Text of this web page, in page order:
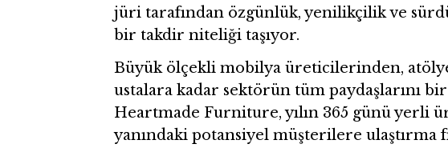
jüri tarafından özgünlük, yenilikçilik ve
bir takdir niteliği taşıyor.
Büyük ölçekli mobilya üreticilerinden,
ustalara kadar sektörün tüm paydaşlarını
Heartmade Furniture, yılın 365 günü yerli
yanındaki potansiyel müşterilere ulaştırma